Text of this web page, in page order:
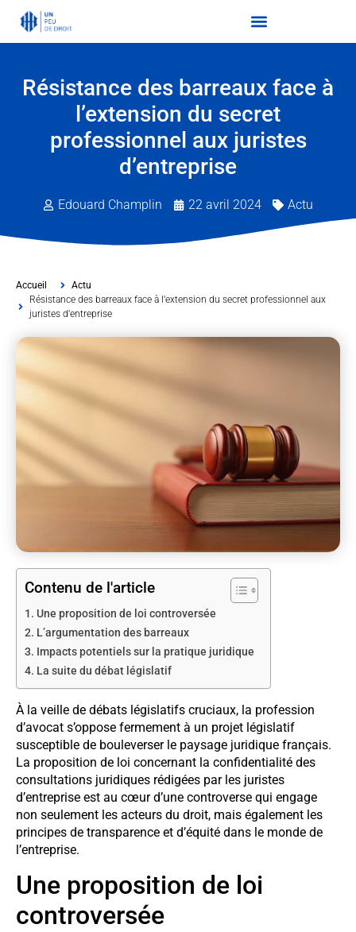
Résistance des barreaux face à
l’extension du secret
professionnel aux juristes
d’entreprise
Edouard Champlin 22 avril 2024 Actu
Accueil
Actu
Résistance des barreaux face à l’extension du secret professionnel aux
juristes d’entreprise
Contenu de l'article
Une proposition de loi controversée
L’argumentation des barreaux
Impacts potentiels sur la pratique juridique
La suite du débat législatif
À la veille de débats législatifs cruciaux, la profession
d’avocat s’oppose fermement à un projet législatif
susceptible de bouleverser le paysage juridique français.
La proposition de loi concernant la confidentialité des
consultations juridiques rédigées par les juristes
d’entreprise est au cœur d’une controverse qui engage
non seulement les acteurs du droit, mais également les
principes de transparence et d’équité dans le monde de
l’entreprise.
Une proposition de loi
controversée